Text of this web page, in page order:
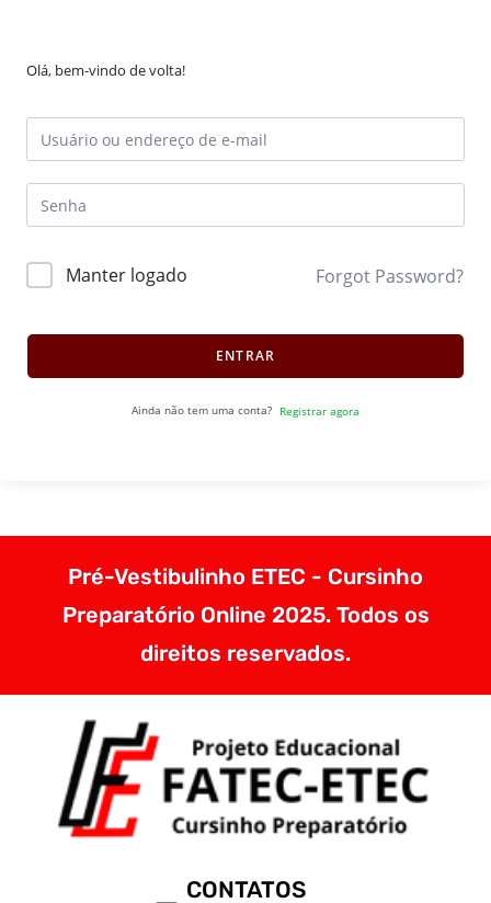
Olá, bem-vindo de volta!
Manter logado Forgot Password?
ENTRAR
Ainda não tem uma conta? Registrar agora
Pré-Vestibulinho ETEC - Cursinho
Preparatório Online 2025. Todos os
direitos reservados.
CONTATOS